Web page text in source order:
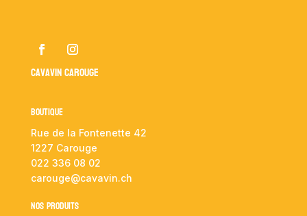
Cavavin Carouge
Boutique
Rue de la Fontenette 42
1227 Carouge
022 336 08 02
carouge@cavavin.ch
NOS PRODUITS